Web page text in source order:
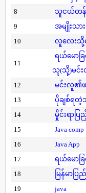
8
သူငယ်တန်း
9
အမျိုးသာ
10
လူလေးသို့ပ
11
ရယ်မောခ
သူ(သို့)မင်
12 မင်းလူ၏
13
ပိုချစ်ရတဲ့
14
မှိုင်းရာပ
15
Java comp
16
Java App
17
ရယ်မောခြ
18
မြန်မာပ
19
java